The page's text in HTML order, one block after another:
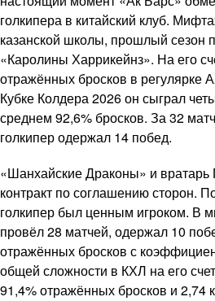
голкипера в китайский клуб.
казанской школы, прошлый сезон
«Каролины Харрикейнз». На его
отражённых бросков в регулярке
Кубке Колдера 2026 он сыграл
среднем 92,6% бросков. За 32
голкипер одержал 14 побед.
«Шанхайские Драконы» и вратарь
контракт по соглашению сторон.
голкипер был ценным игроком. В
провёл 28 матчей, одержал 10
отражённых бросков с
общей сложности в КХЛ на его
91,4% отражённых бросков и 2,74